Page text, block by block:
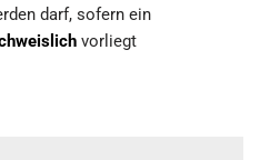
darf, sofern ein
vorliegt